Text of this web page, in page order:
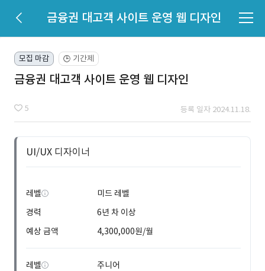
금융권 대고객 사이트 운영 웹 디자인
모집 마감 🕒 기간제
금융권 대고객 사이트 운영 웹 디자인
5 등록 일자 2024.11.18.
UI/UX 디자이너
레벨
미드 레벨
경력
6년 차 이상
예상 금액
4,300,000원/월
레벨
주니어